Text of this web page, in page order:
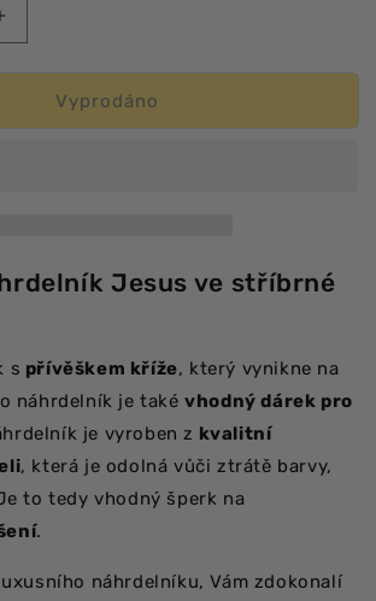
Zvýšit
NáhrdelníkVyprodáno
Jesus ve stříbrné
s přívěškem kříže, který vynikne na
náhrdelník je takévhodný dárek pro
je vyroben z kvalitní
, která je odolná vůči ztrátě barvy,
to tedy vhodný šperk na
.
náhrdelníku, Vám zdokonalí